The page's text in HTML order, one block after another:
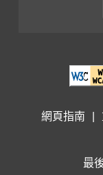
網頁指南
最